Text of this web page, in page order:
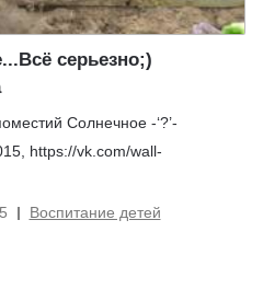
серьезно;)
Солнечное -‘?’-
https://vk.com/wall-
Воспитание детей